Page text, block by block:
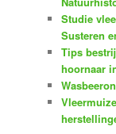
Studie
Susteren
Tips
hoornaar